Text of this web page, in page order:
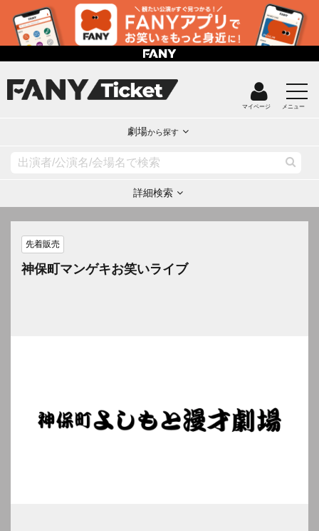
マイページ メニュー
劇場から探す
詳細検索
先着販売
神保町マンゲキお笑いライブ